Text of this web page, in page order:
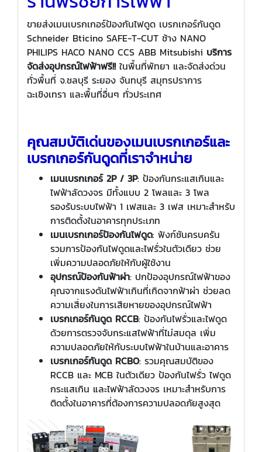
ขายส่งเมนเบรกเกอร์ป้องกันไฟดูด เบรกเกอร์กันดูด
Schneider Bticino SAFE-T-CUT ช้าง NANO
PHILIPS HACO NANO CCS ABB Mitsubishi บริการ
จัดส่งอุปกรณ์ไฟฟ้าฟรี!!ในพื้นที่พัทยา และจัดส่งด่วน
ทั่วพื้นที่ จ.ชลบุรี ระยอง จันทบุรี สมุทรปราการ
ฉะเชิงเทรา และพื้นที่อื่นๆ ทั่วประเทศ
คุณสมบัติเด่นของเมนเบรกเกอร์และ
เบรกเกอร์กันดูดที่เราจำหน่าย
เมนเบรกเกอร์ 2P / 3P: ป้องกันกระแสเกินและ
ไฟฟ้าลัดวงจร มีทั้งแบบ 2 โพลและ 3 โพล
รองรับระบบไฟฟ้า 1 เฟสและ 3 เฟส เหมาะสำหรับ
การติดตั้งในอาคารทุกประเภท
เมนเบรกเกอร์ป้องกันไฟดูด: ฟังก์ชันครบครัน
รวมการป้องกันไฟดูดและไฟรั่วในตัวเดียว ช่วย
เพิ่มความปลอดภัยให้กับผู้ใช้งาน
อุปกรณ์ป้องกันฟ้าผ่า: ปกป้องอุปกรณ์ไฟฟ้าของ
คุณจากแรงดันไฟฟ้าเกินที่เกิดจากฟ้าผ่า ช่วยลด
ความเสี่ยงในการเสียหายของอุปกรณ์ไฟฟ้า
เบรกเกอร์กันดูด RCCB: ป้องกันไฟรั่วและไฟดูด
ด้วยการตรวจจับกระแสไฟฟ้าที่ไม่สมดุล เพิ่ม
ความปลอดภัยให้กับระบบไฟฟ้าในบ้านและอาคาร
เบรกเกอร์กันดูด RCBO: รวมคุณสมบัติของ
RCCB และ MCB ในตัวเดียว ป้องกันไฟรั่ว ไฟดูด
กระแสเกิน และไฟฟ้าลัดวงจร เหมาะสำหรับการ
ติดตั้งในอาคารที่ต้องการความปลอดภัยสูงสุด